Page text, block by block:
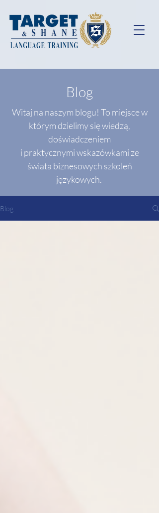
Blog
Witaj na naszym blogu! To miejsce w
którym dzielimy się wiedzą,
doświadczeniem
i praktycznymi wskazówkami ze
świata biznesowych szkoleń
językowych.
Blog